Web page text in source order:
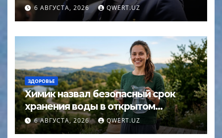
6 АВГУСТА, 2026 QWERT.UZ
ЗДОРОВЬЕ
Химик назвал безопасный срок
хранения воды в открытом
кувшине
6 АВГУСТА, 2026 QWERT.UZ